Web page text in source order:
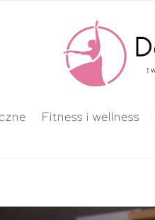
Fitness i wellness